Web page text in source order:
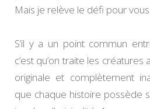
Mais je relève le défi pour vous.
S’il y a un point commun
c’est qu’on traite les
originale et complètement
que chaque histoire possède